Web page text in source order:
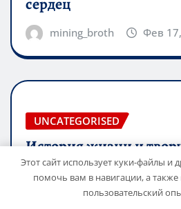
mining_broth Фев
UNCATEGORISED
История жизни и
Дубровской —
достижения,
Этот сайт использует куки-файлы и
помочь вам в навигации, а
пользовательский